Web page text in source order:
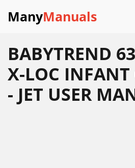
ManyManuals
BABYTREND
X-LOC INFANT
- JET USER